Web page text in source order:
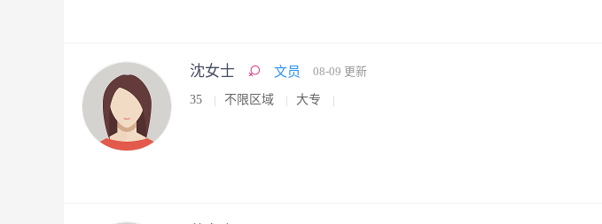
沈女士 文员 08-09 更新
35 不限区域 大专